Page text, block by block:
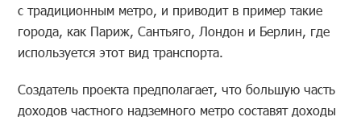
с традиционным метро, и приводит в пример такие
города, как Париж, Сантьяго, Лондон и Берлин, где
используется этот вид транспорта.
Создатель проекта предполагает, что большую часть
доходов частного надземного метро составят доходы